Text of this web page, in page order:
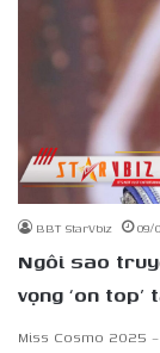
BBT StarVbiz 09/
Ngôi sao
vọng ‘on
Miss Cosmo 2025